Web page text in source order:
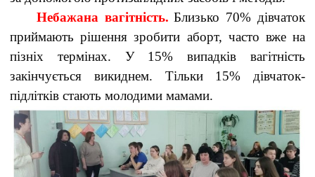
Небажана вагітність. Близько 70% дівчаток
приймають рішення зробити аборт, часто вже на
пізніх термінах. У 15% випадків вагітність
закінчується викиднем. Тільки 15% дівчаток-
підлітків стають молодими мамами.